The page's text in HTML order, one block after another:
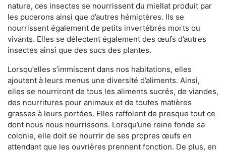
nature, ces insectes se nourrissent du miellat produit par
les pucerons ainsi que d’autres hémiptères. Ils se
nourrissent également de petits invertébrés morts ou
vivants. Elles se délectent également des œufs d’autres
insectes ainsi que des sucs des plantes.
Lorsqu’elles s’immiscent dans nos habitations, elles
ajoutent à leurs menus une diversité d’aliments. Ainsi,
elles se nourriront de tous les aliments sucrés, de viandes,
des nourritures pour animaux et de toutes matières
grasses à leurs portées. Elles raffolent de presque tout ce
dont nous nous nourrissons. Lorsqu’une reine fonde sa
colonie, elle doit se nourrir de ses propres œufs en
attendant que les ouvrières prennent fonction. De plus, en